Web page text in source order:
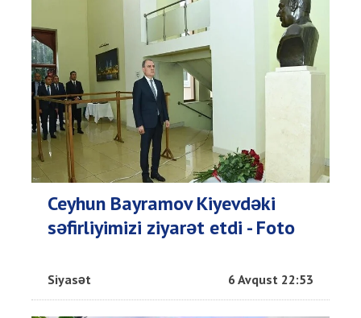
Ceyhun Bayramov Kiyevdəki
səfirliyimizi ziyarət etdi - Foto
Siyasət 6 Avqust 22:53